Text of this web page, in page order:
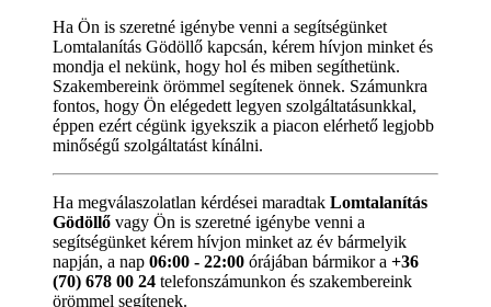
Ha Ön is szeretné igénybe venni a segítségünket
Lomtalanítás Gödöllő kapcsán, kérem hívjon minket és
mondja el nekünk, hogy hol és miben segíthetünk.
Szakembereink örömmel segítenek önnek. Számunkra
fontos, hogy Ön elégedett legyen szolgáltatásunkkal,
éppen ezért cégünk igyekszik a piacon elérhető legjobb
minőségű szolgáltatást kínálni.
Ha megválaszolatlan kérdései maradtak Lomtalanítás
Gödöllő vagy Ön is szeretné igénybe venni a
segítségünket kérem hívjon minket az év bármelyik
napján, a nap 06:00 - 22:00 órájában bármikor a +36
(70) 678 00 24 telefonszámunkon és szakembereink
örömmel segítenek.